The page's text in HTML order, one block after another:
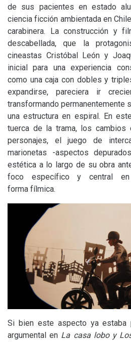
de sus pacientes en estado
ciencia ficción ambientada en
carabinera. La construcción y
descabellada, que la
cineastas Cristóbal León y
inicial para una experiencia
como una caja con dobles y
expandirse, pareciera ir
transformando permanentemente
una estructura en espiral. En
tuerca de la trama, los cambios
personajes, el juego de
marionetas -aspectos
estética a lo largo de su obra
foco específico y central
forma fílmica.
Si bien este aspecto ya estaba
argumental en La casa lobo y